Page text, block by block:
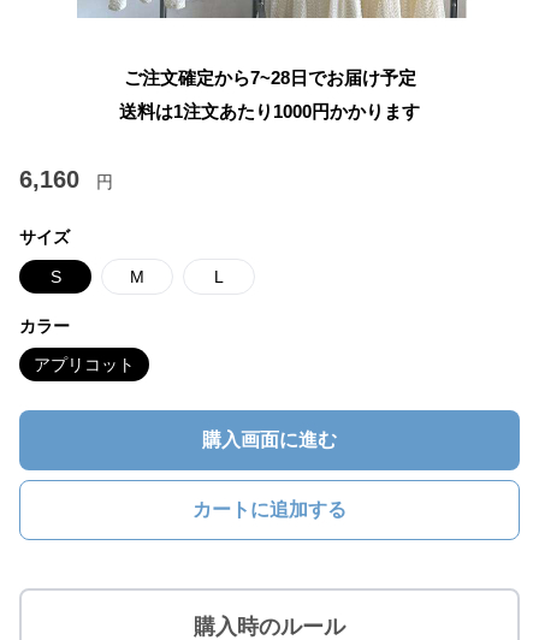
ご注文確定から7~28日でお届け予定
送料は1注文あたり 1000円かかります
6,160 円
サイズ
S M L
カラー
アプリコット
購入画面に進む
カートに追加する
購入時のルール